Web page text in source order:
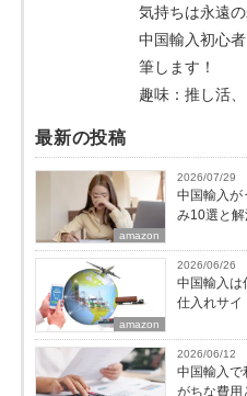
気持ちは永遠の
中国輸入初心
筆します！
趣味：推し活
最新の投稿
amazon
2026/07/29
中国輸入が
み10選と
amazon
2026/06/26
中国輸入は
仕入れサイ
2026/06/12
中国輸入で
がちな費用